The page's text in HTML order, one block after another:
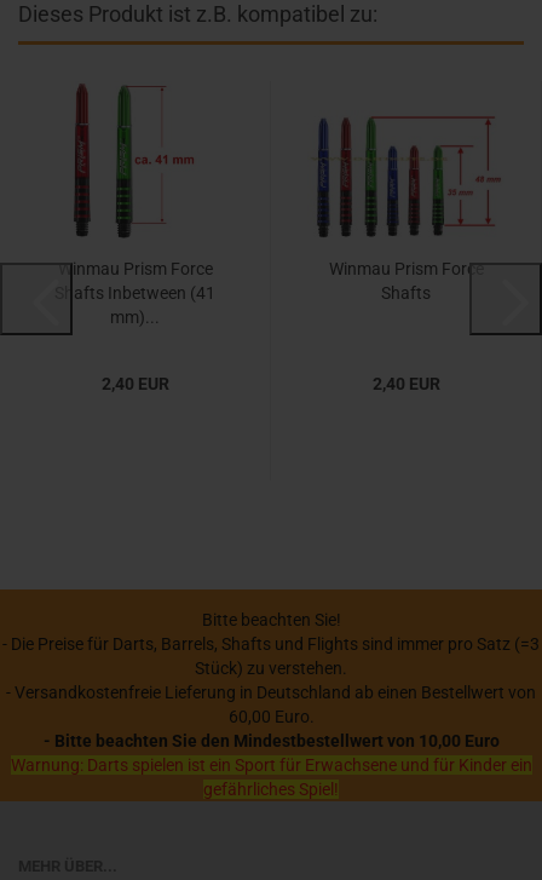
Dieses Produkt ist z.B. kompatibel zu:
Winmau Prism Force
Shafts Inbetween (41
mm)...
2,40 EUR
Winmau Prism Force
Shafts
2,40 EUR
Bitte beachten Sie!
- Die Preise für Darts, Barrels, Shafts und Flights sind immer pro Satz (=3
Stück) zu verstehen.
- Versandkostenfreie Lieferung in Deutschland ab einen Bestellwert von
60,00 Euro.
- Bitte beachten Sie den Mindestbestellwert von 10,00 Euro
Warnung: Darts spielen ist ein Sport für Erwachsene und für Kinder ein
gefährliches Spiel!